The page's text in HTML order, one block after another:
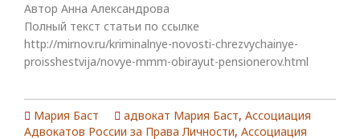
Автор Анна Александрова
Полный текст статьи по ссылке
http://mirnov.ru/kriminalnye-novosti-chrezvychainye-
proisshestvija/novye-mmm-obirayut-pensionerov.html
Мария Баст адвокат Мария Баст, Ассоциация
Адвокатов России за Права Личности, Ассоциация